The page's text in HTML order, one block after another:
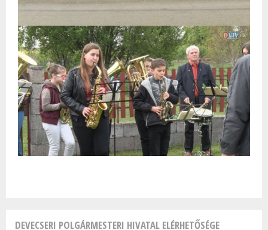
DEVECSERI POLGÁRMESTERI HIVATAL ELÉRHETŐSÉGE